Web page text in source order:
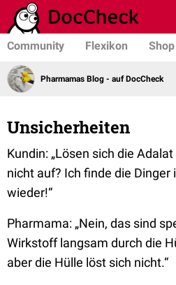
Community Flexikon Shop
Pharmamas Blog - auf DocCheck
Unsicherheiten
Kundin: „Lösen sich die
nicht auf? Ich finde die
wieder!“
Pharmama: „Nein, das sind
Wirkstoff langsam durch die
aber die Hülle löst sich nicht.“